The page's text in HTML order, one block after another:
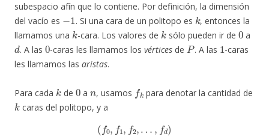
subespacio afín que lo contiene. Por definición, la dimensión
del vacío es
−1
. Si una cara de un politopo es
k
, entonces la
llamamos una
k
-cara. Los valores de
k
sólo pueden ir de
0
a
d
. A las
0
-caras les llamamos losvértices de
P
. A las
1
-caras
les llamamos las aristas.
Para cada
k
de
0
a , usamos
fk
para denotar la cantidad de
k
caras del politopo, y a
(f ,f ,f2 d)